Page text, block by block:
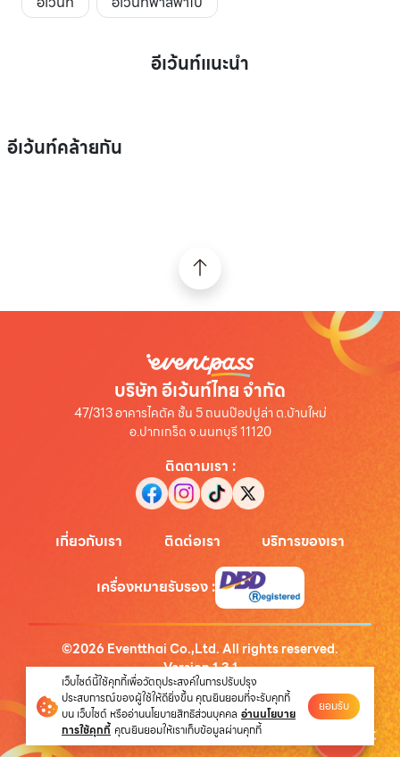
อีเว้นท์แนะนำ
อีเว้นท์คล้ายกัน
บริษัท อีเว้นท์ไทย จำกัด
47/313 อาคารไคตัค ชั้น 5 ถนนป๊อปปูล่า ต.บ้านใหม่
อ.ปากเกร็ด จ.นนทบุรี 11120
ติดตามเรา :
เกี่ยวกับเรา ติดต่อเรา บริการของเรา
เครื่องหมายรับรอง:
©2026 Eventthai Co.,Ltd. All rights reserved.
Version1.3.1
นโยบายความเป็นส่วนตัว
เว็บไซต์นี้ใช้คุกกี้เพื่อวัตถุประสงค์ในการปรับปรุง
ประสบการณ์ของผู้ใช้ให้ดียิ่งขึ้น คุณยินยอมที่จะรับคุกกี้
บน เว็บไซต์ หรืออ่านนโยบายสิทธิส่วนบุคคล อ่านนโยบาย
การใช้คุกกี้ คุณยินยอมให้เราเก็บข้อมูลผ่านคุกกี้
ยอมรับ